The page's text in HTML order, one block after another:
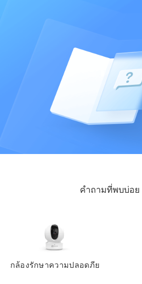
คำถามที่พบบ่อย
กล้องรักษาความปลอดภีย